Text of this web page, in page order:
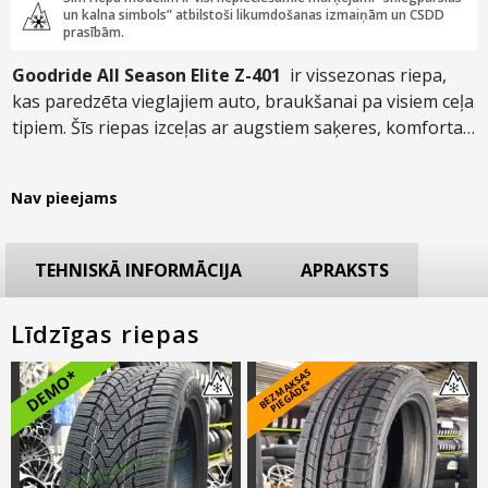
un kalna simbols” atbilstoši likumdošanas izmaiņām un CSDD
prasībām.
Goodride All Season Elite Z-401 ir vissezonas riepa,
kas paredzēta vieglajiem auto, braukšanai pa visiem ceļa
tipiem. Šīs riepas izceļas ar augstiem saķeres, komforta
Simetriskā protektora raksta dēļ, brauciens būs ne tikai
Nav pieejams
TEHNISKĀ INFORMĀCIJA APRAKSTS
Līdzīgas riepas
DEMO* B
E
Z
M
A
K
S
A
S
PI
E
G
Ā
D
E
*